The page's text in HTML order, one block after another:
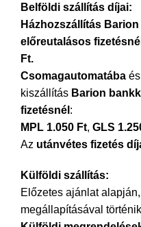
Belföldi szállítás díjai:
Házhozszállítás
előreutalásos fizetésnél
Ft.
Csomagautomatába és
kiszállítás Barion
fizetésnél :
MPL 1.050 Ft, GLS
Az utánvétes fizetés
Külföldi szállítás:
Előzetes ajánlat
megállapításával